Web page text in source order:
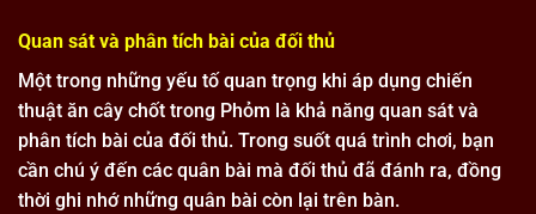
Quan sát và phân tích bài của đối thủ
Một trong những yếu tố quan trọng khi áp dụng chiến
thuật ăn cây chốt trong Phỏm là khả năng quan sát và
phân tích bài của đối thủ. Trong suốt quá trình chơi, bạn
cần chú ý đến các quân bài mà đối thủ đã đánh ra, đồng
thời ghi nhớ những quân bài còn lại trên bàn.